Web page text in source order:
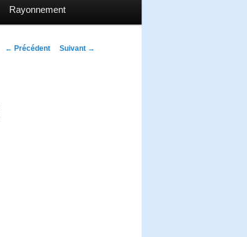
Rayonnement
Navigation des
← Précédent Suivant →